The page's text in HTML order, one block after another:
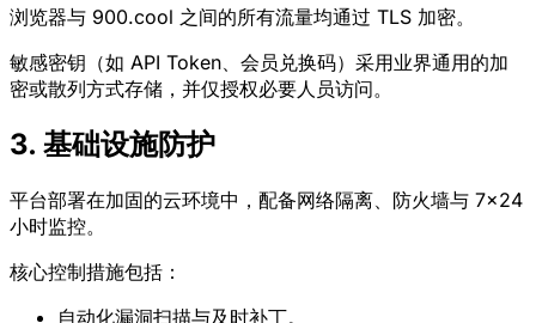
浏览器与 900.cool 之间的所有流量均通过 TLS 加密。
敏感密钥（如 API Token、会员兑换码）采用业界通用的加
密或散列方式存储，并仅授权必要人员访问。
3. 基础设施防护
平台部署在加固的云环境中，配备网络隔离、防火墙与 7×24
小时监控。
核心控制措施包括：
自动化漏洞扫描与及时补丁。